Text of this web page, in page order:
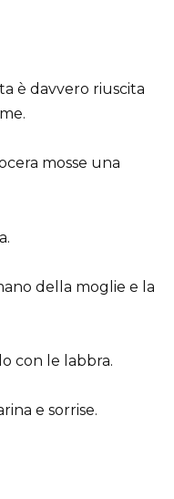
è davvero riuscita
mosse una
della moglie e la
con le labbra.
e sorrise.